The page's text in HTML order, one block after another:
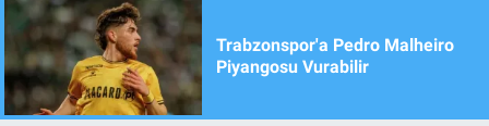
Trabzonspor'a Pedro Malheiro
Piyangosu Vurabilir